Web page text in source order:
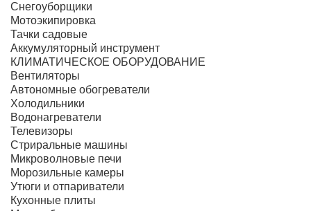
Снегоуборщики
Мотоэкипировка
Тачки садовые
Аккумуляторный инструмент
КЛИМАТИЧЕСКОЕ ОБОРУДОВАНИЕ
Вентиляторы
Автономные обогреватели
Холодильники
Водонагреватели
Телевизоры
Стриральные машины
Микроволновые печи
Морозильные камеры
Утюги и отпариватели
Кухонные плиты